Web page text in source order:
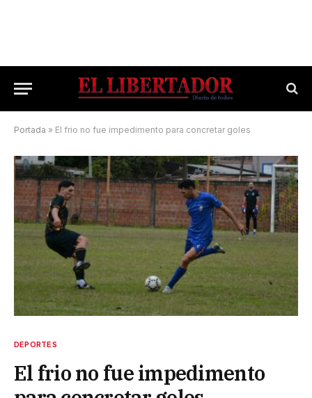
Portada » El frio no fue impedimento para concretar goles
DEPORTES
El frio no fue impedimento